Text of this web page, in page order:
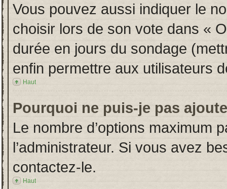
Vous pouvez aussi indiquer le
choisir lors de son vote dans «
durée en jours du sondage
enfin permettre aux utilisateurs
Haut
Pourquoi ne puis-je pas
Le nombre d’options maximum
l’administrateur. Si vous avez
contactez-le.
Haut